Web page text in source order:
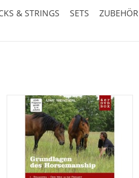
& STRINGS SETS ZUBEHÖR
Das komplette Set aus 4 DVD's